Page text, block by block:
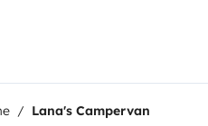
Lana's Campervan